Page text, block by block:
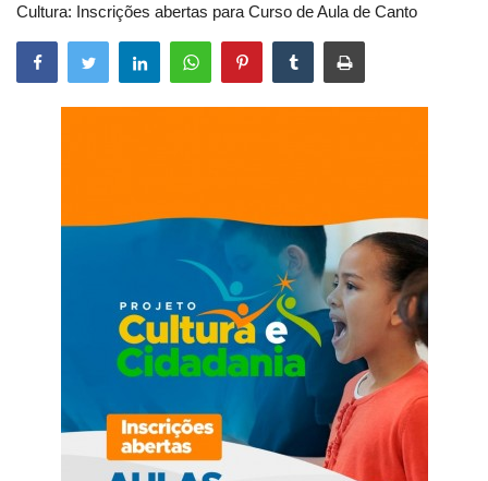
Secretarias e Órgãos
Mural de Licitações
Cultura: Inscrições abertas para Curso de Aula de Canto